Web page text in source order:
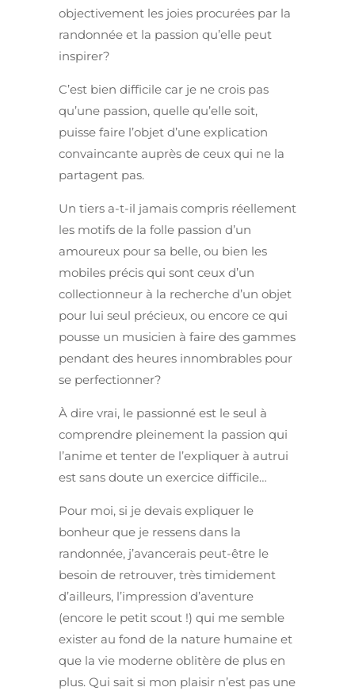
objectivement les joies procurées par la
randonnée et la passion qu’elle peut
inspirer?
C’est bien difficile car je ne crois pas
qu’une passion, quelle qu’elle soit,
puisse faire l’objet d’une explication
convaincante auprès de ceux qui ne la
partagent pas.
Un tiers a-t-il jamais compris réellement
les motifs de la folle passion d’un
amoureux pour sa belle, ou bien les
mobiles précis qui sont ceux d’un
collectionneur à la recherche d’un objet
pour lui seul précieux, ou encore ce qui
pousse un musicien à faire des gammes
pendant des heures innombrables pour
se perfectionner?
À dire vrai, le passionné est le seul à
comprendre pleinement la passion qui
l’anime et tenter de l’expliquer à autrui
est sans doute un exercice difficile…
Pour moi, si je devais expliquer le
bonheur que je ressens dans la
randonnée, j’avancerais peut-être le
besoin de retrouver, très timidement
d’ailleurs, l’impression d’aventure
(encore le petit scout !) qui me semble
exister au fond de la nature humaine et
que la vie moderne oblitère de plus en
plus. Qui sait si mon plaisir n’est pas une